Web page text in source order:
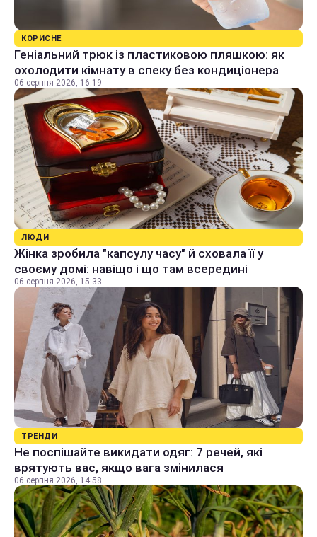
КОРИСНЕ
Геніальний трюк із пластиковою пляшкою: як
охолодити кімнату в спеку без кондиціонера
06 серпня 2026, 16:19
ЛЮДИ
Жінка зробила "капсулу часу" й сховала її у
своєму домі: навіщо і що там всередині
06 серпня 2026, 15:33
ТРЕНДИ
Не поспішайте викидати одяг: 7 речей, які
врятують вас, якщо вага змінилася
06 серпня 2026, 14:58